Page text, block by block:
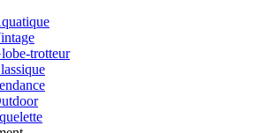
trotteur